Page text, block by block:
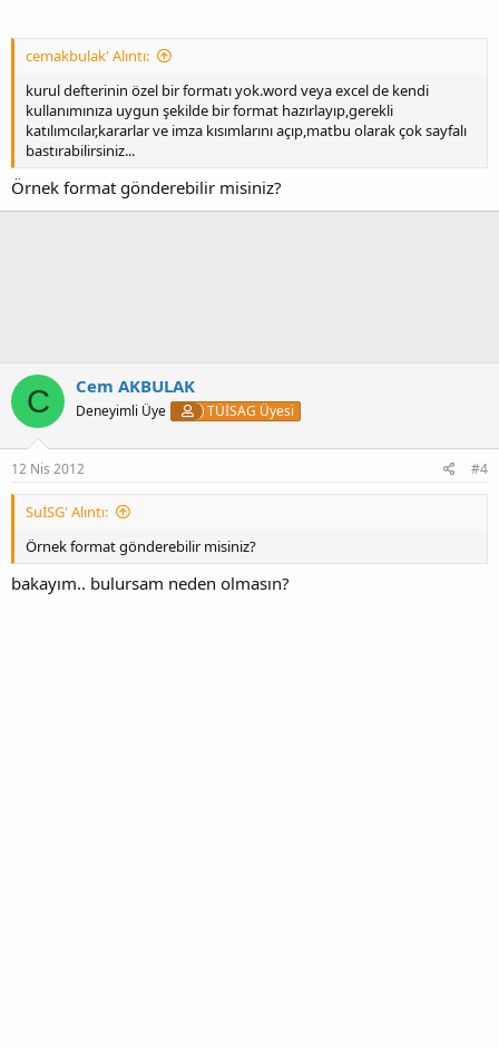
cemakbulak' Alıntı:
kurul defterinin özel bir formatı yok.word veya excel de kendi
kullanımınıza uygun şekilde bir format hazırlayıp,gerekli
katılımcılar,kararlar ve imza kısımlarını açıp,matbu olarak çok sayfalı
bastırabilirsiniz...
Örnek format gönderebilir misiniz?
C Cem AKBULAK
Deneyimli Üye TÜİSAG Üyesi
12 Nis 2012 #4
SuİSG' Alıntı:
Örnek format gönderebilir misiniz?
bakayım.. bulursam neden olmasın?